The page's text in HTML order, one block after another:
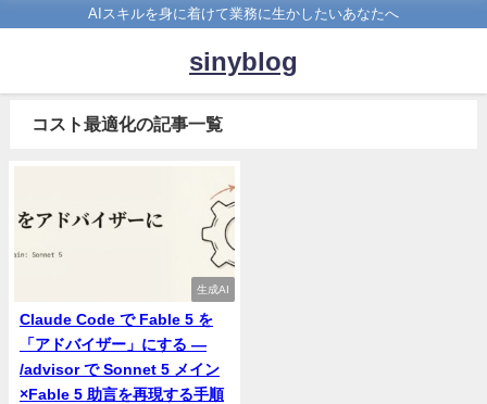
AIスキルを身に着けて業務に生かしたいあなたへ
sinyblog
コスト最適化の記事一覧
生成AI
Claude Code で Fable 5 を
「アドバイザー」にする —
/advisor で Sonnet 5 メイン
×Fable 5 助言を再現する手順